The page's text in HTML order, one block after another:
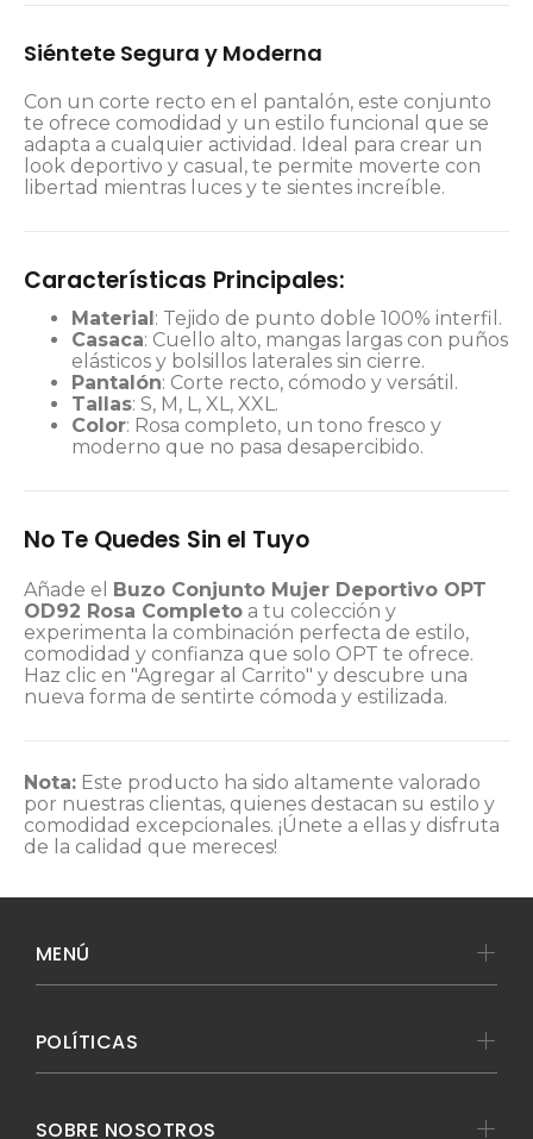
Siéntete Segura y Moderna
Con un corte recto en el pantalón, este conjunto
te ofrece comodidad y un estilo funcional que se
adapta a cualquier actividad. Ideal para crear un
look deportivo y casual, te permite moverte con
libertad mientras luces y te sientes increíble.
Características Principales:
Material: Tejido de punto doble 100% interfil.
Casaca: Cuello alto, mangas largas con puños
elásticos y bolsillos laterales sin cierre.
Pantalón: Corte recto, cómodo y versátil.
Tallas: S, M, L, XL, XXL.
Color: Rosa completo, un tono fresco y
moderno que no pasa desapercibido.
No Te Quedes Sin el Tuyo
Añade el Buzo Conjunto Mujer Deportivo OPT
OD92 Rosa Completo a tu colección y
experimenta la combinación perfecta de estilo,
comodidad y confianza que solo OPT te ofrece.
Haz clic en "Agregar al Carrito" y descubre una
nueva forma de sentirte cómoda y estilizada.
Nota: Este producto ha sido altamente valorado
por nuestras clientas, quienes destacan su estilo y
comodidad excepcionales. ¡Únete a ellas y disfruta
de la calidad que mereces!
MENÚ
POLÍTICAS
SOBRE NOSOTROS